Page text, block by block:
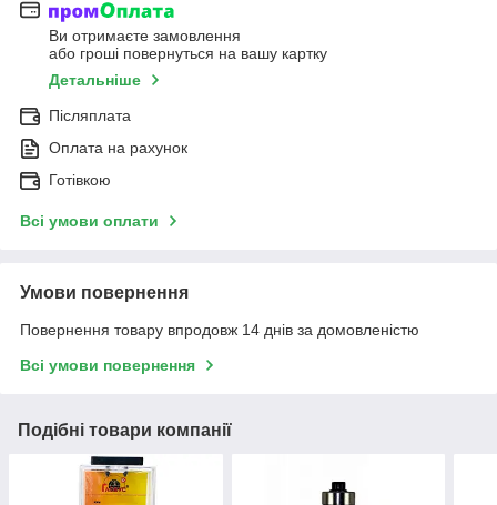
Ви отримаєте замовлення
або гроші повернуться на вашу картку
Детальніше
Післяплата
Оплата на рахунок
Готівкою
Всі умови оплати
Умови повернення
Повернення товару впродовж 14 днів за домовленістю
Всі умови повернення
Подібні товари компанії